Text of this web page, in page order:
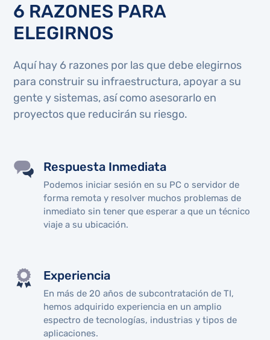
6 RAZONES PARA
ELEGIRNOS
Aquí hay 6 razones por las que debe elegirnos
para construir su infraestructura, apoyar a su
gente y sistemas, así como asesorarlo en
proyectos que reducirán su riesgo.
Respuesta Inmediata
Podemos iniciar sesión en su PC o servidor de
forma remota y resolver muchos problemas de
inmediato sin tener que esperar a que un técnico
viaje a su ubicación.
Experiencia
En más de 20 años de subcontratación de TI,
hemos adquirido experiencia en un amplio
espectro de tecnologías, industrias y tipos de
aplicaciones.